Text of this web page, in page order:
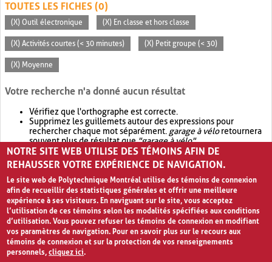
TOUTES LES FICHES (0)
(X) Outil électronique (X) En classe et hors classe
(X) Activités courtes (< 30 minutes) (X) Petit groupe (< 30)
(X) Moyenne
Votre recherche n'a donné aucun résultat
Vérifiez que l'orthographe est correcte.
Supprimez les guillemets autour des expressions pour
rechercher chaque mot séparément. garage à véloretournera
souvent plus de résultat que"garage à vélo".
Envisagez d'élargir votre recherche avec OR.garage OR vélo
retournera souvent plus de résultat quegarage à vélo
NOTRE SITE WEB UTILISE DES TÉMOINS AFIN DE
REHAUSSER VOTRE EXPÉRIENCE DE NAVIGATION.
Le site web de Polytechnique Montréal utilise des témoins de connexion
afin de recueillir des statistiques générales et offrir une meilleure
expérience à ses visiteurs. En naviguant sur le site, vous acceptez
l’utilisation de ces témoins selon les modalités spécifiées aux conditions
d’utilisation. Vous pouvez refuser les témoins de connexion en modifiant
vos paramètres de navigation. Pour en savoir plus sur le recours aux
témoins de connexion et sur la protection de vos renseignements
personnels,cliquez ici.